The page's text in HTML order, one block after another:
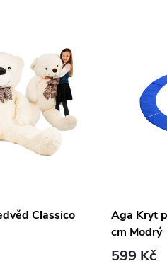
Classico
Aga Kryt
cm Modrý
599 Kč